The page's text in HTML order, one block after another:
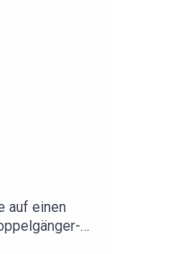
auf einen
ein schöner